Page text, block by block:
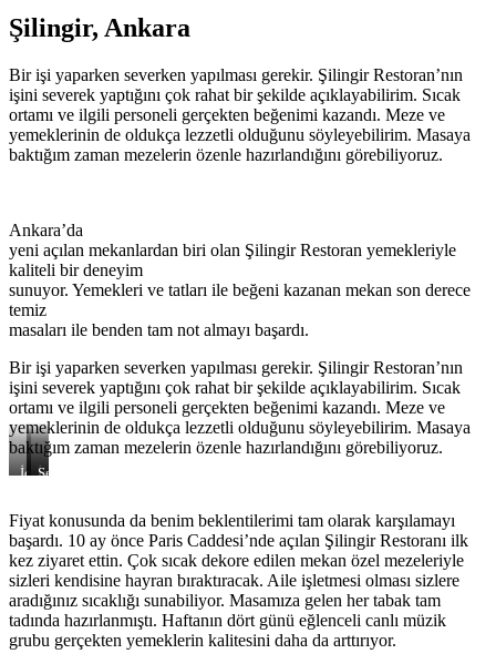
Şilingir, Ankara
Bir işi yaparken severken yapılması gerekir. Şilingir Restoran’nın
işini severek yaptığını çok rahat bir şekilde açıklayabilirim. Sıcak
ortamı ve ilgili personeli gerçekten beğenimi kazandı. Meze ve
yemeklerinin de oldukça lezzetli olduğunu söyleyebilirim. Masaya
baktığım zaman mezelerin özenle hazırlandığını görebiliyoruz.
Ankara’da
yeni açılan mekanlardan biri olan Şilingir Restoran yemekleriyle
kaliteli bir deneyim
sunuyor. Yemekleri ve tatları ile beğeni kazanan mekan son derece
temiz
masaları ile benden tam not almayı başardı.
Bir işi yaparken severken yapılması gerekir. Şilingir Restoran’nın
işini severek yaptığını çok rahat bir şekilde açıklayabilirim. Sıcak
ortamı ve ilgili personeli gerçekten beğenimi kazandı. Meze ve
yemeklerinin de oldukça lezzetli olduğunu söyleyebilirim. Masaya
baktığım zaman mezelerin özenle hazırlandığını görebiliyoruz.
İç İç
Servis
Fiyat konusunda da benim beklentilerimi tam olarak karşılamayı
başardı. 10 ay önce Paris Caddesi’nde açılan Şilingir Restoranı ilk
kez ziyaret ettin. Çok sıcak dekore edilen mekan özel mezeleriyle
sizleri kendisine hayran bıraktıracak. Aile işletmesi olması sizlere
aradığınız sıcaklığı sunabiliyor. Masamıza gelen her tabak tam
tadında hazırlanmıştı. Haftanın dört günü eğlenceli canlı müzik
grubu gerçekten yemeklerin kalitesini daha da arttırıyor.